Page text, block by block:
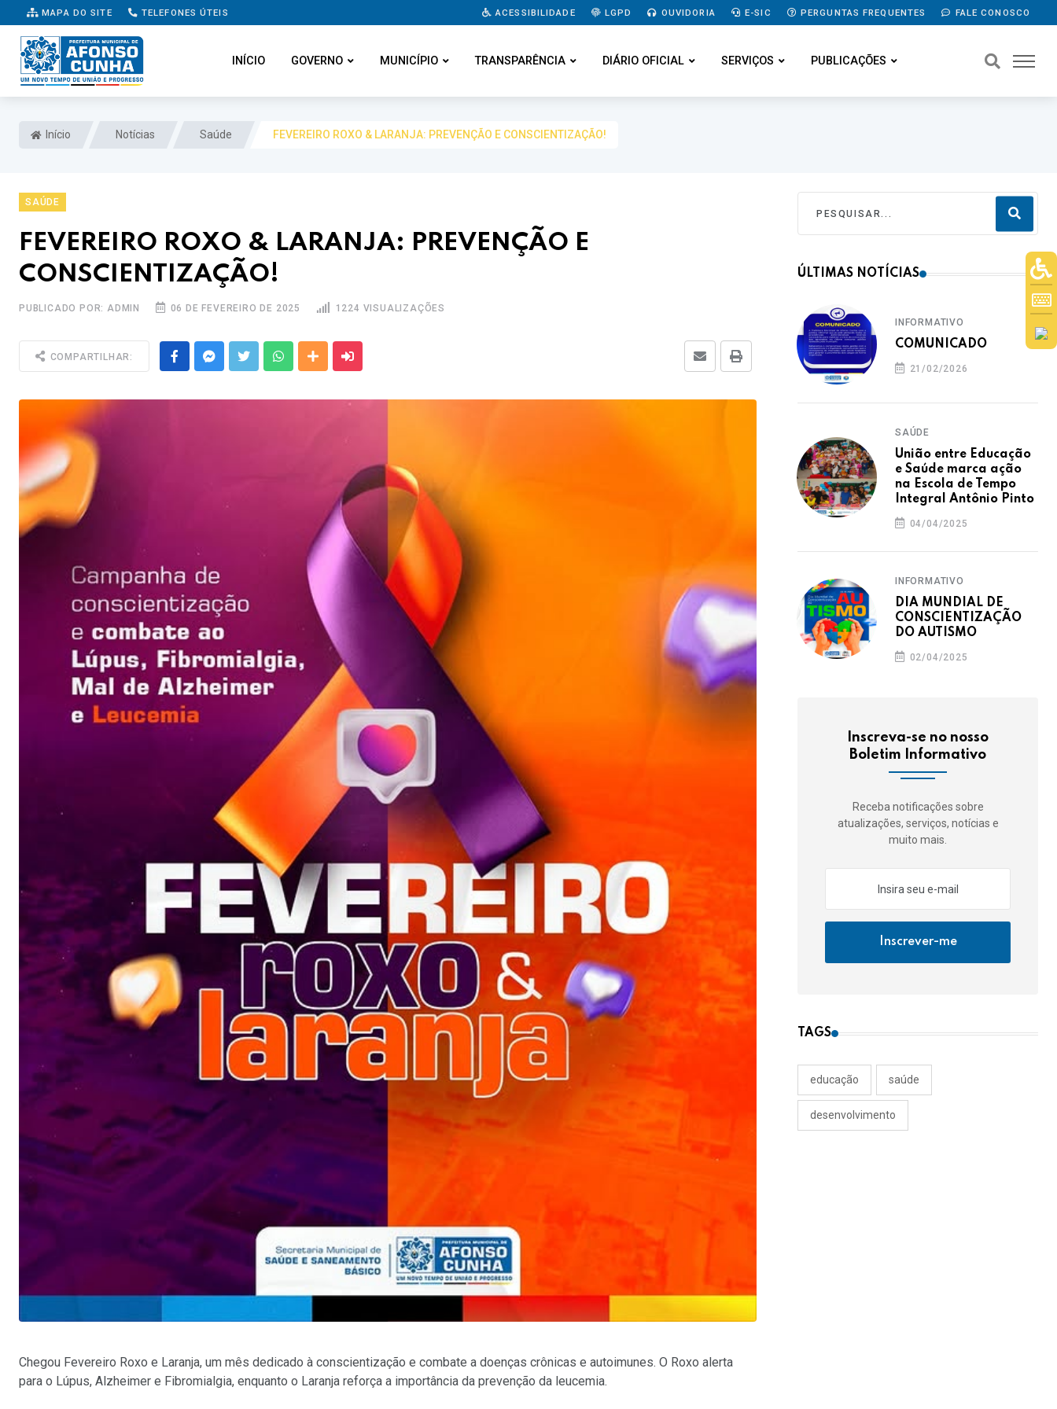
MAPA DO SITE TELEFONES ÚTEIS ACESSIBILIDADE LGPD OUVIDORIA E-SIC PERGUNTAS FREQUENTES FALE CONOSCO
INÍCIO GOVERNO MUNICÍPIO TRANSPARÊNCIA DIÁRIO OFICIAL SERVIÇOS PUBLICAÇÕES
Início Notícias Saúde FEVEREIRO ROXO & LARANJA: PREVENÇÃO E CONSCIENTIZAÇÃO!
SAÚDE
FEVEREIRO ROXO & LARANJA: PREVENÇÃO E
CONSCIENTIZAÇÃO!
PUBLICADO POR: ADMIN 06 DE FEVEREIRO DE 2025 1224 VISUALIZAÇÕES
COMPARTILHAR: FacebookMessenger
Twitter WhatsappOutras Mídias E-mail
Chegou Fevereiro Roxo e Laranja, um mês dedicado à conscientização e combate a doenças crônicas e autoimunes. O Roxo alerta
para o Lúpus, Alzheimer e Fibromialgia, enquanto o Laranja reforça a importância da prevenção da leucemia.
ÚLTIMAS NOTÍCIAS
INFORMATIVO
COMUNICADO
21/02/2026
SAÚDE
União entre Educação
e Saúde marca ação
na Escola de Tempo
Integral Antônio Pinto
04/04/2025
INFORMATIVO
DIA MUNDIAL DE
CONSCIENTIZAÇÃO
DO AUTISMO
02/04/2025
Inscreva-se no nosso
Boletim Informativo
Receba notificações sobre
atualizações, serviços, notícias e
muito mais.
Inscrever-me
TAGS
educação saúde
desenvolvimento